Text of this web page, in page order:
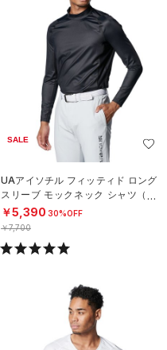
SALE
UAアイソチル フィッティド ロング
スリーブ モックネック シャツ（ゴ
ルフ/MEN）
￥5,390 30%OFF
￥7,700